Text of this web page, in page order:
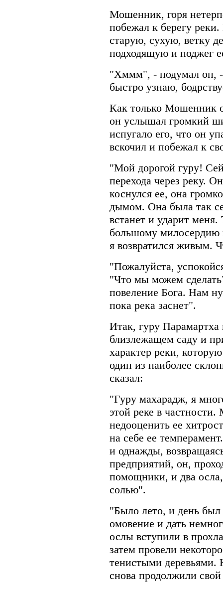
Мошенник, горя
побежал к берегу
старую, сухую, ветку
подходящую и поджег
"Хммм", - подумал он, -
быстро узнаю,
Как только Мошенник
он услышал громкий
испугало его, что он
вскочил и побежал к
"Мой дорогой гуру!
перехода через реку.
коснулся ее, она
дымом. Она была так
встанет и ударит
большому милосердию
я возвратился живым.
"Пожалуйста,
"Что мы можем
повеление Бога. Нам
пока река заснет".
Итак, гуру
близлежащем саду и
характер реки,
один из наиболее
сказал:
"Гуру махарадж, я
этой реке в
недооценить ее
на себе ее
и однажды,
предприятий, он,
помощники, и два
солью".
"Было лето, и день
омовение и дать
ослы вступили в
затем провели
тенистыми деревьями.
снова продолжили